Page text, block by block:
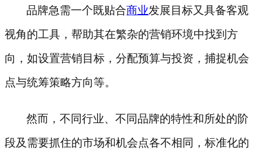
品牌急需一个既贴合商业发展目标又具备客观
视角的工具，帮助其在繁杂的营销环境中找到方
向，如设置营销目标，分配预算与投资，捕捉机会
点与统筹策略方向等。
然而，不同行业、不同品牌的特性和所处的阶
段及需要抓住的市场和机会点各不相同，标准化的